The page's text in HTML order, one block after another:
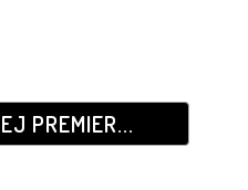
PREMIER...